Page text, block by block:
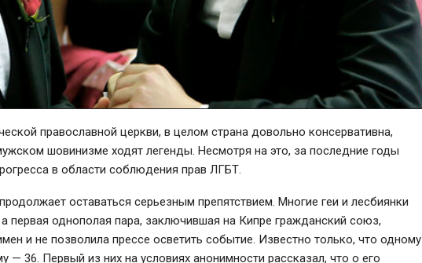
православной церкви, в целом страна довольно консервативна,
шовинизме ходят легенды. Несмотря на это, за последние годы
в области соблюдения прав ЛГБТ.
оставаться серьезным препятствием. Многие геи и лесбиянки
первая однополая пара, заключившая на Кипре гражданский союз,
и не позволила прессе осветить событие. Известно только, что одному
— 36. Первый из них на условиях анонимности рассказал, что о его